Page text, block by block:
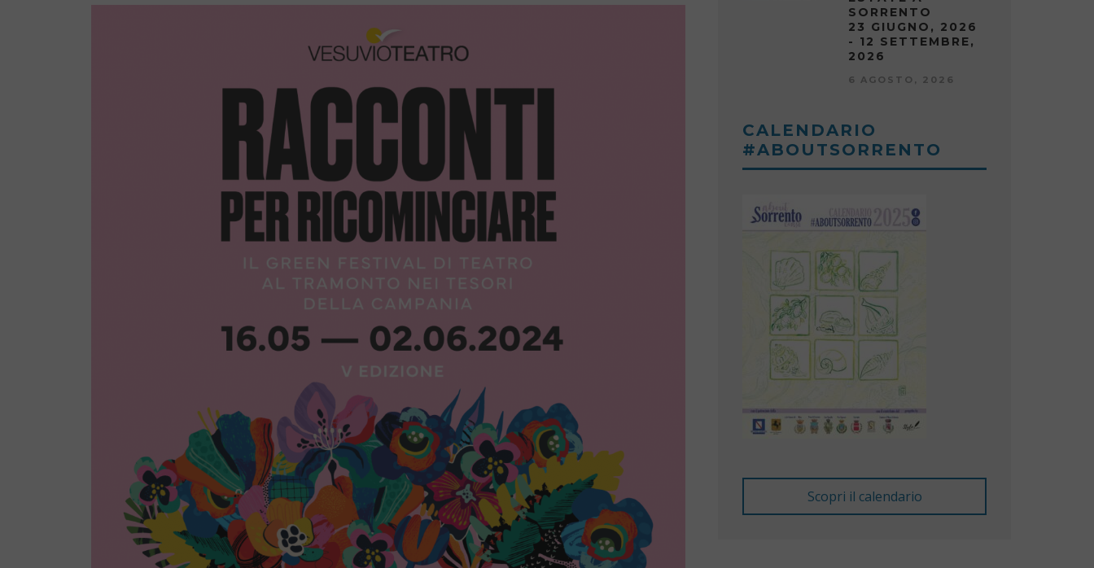
SORRENTO
23 GIUGNO, 2026
- 12 SETTEMBRE,
2026
6 AGOSTO, 2026
CALENDARIO
#ABOUTSORRENTO